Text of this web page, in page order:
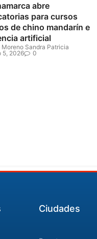
abre
para cursos
de chino mandarín e
artificial
Moreno Sandra Patricia
5, 2026
0
Ciudades